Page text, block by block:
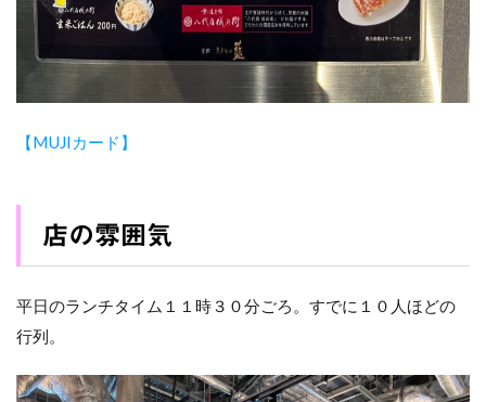
【MUJIカード】
店の雰囲気
平日のランチタイム１１時３０分ごろ。すでに１０人ほどの
行列。